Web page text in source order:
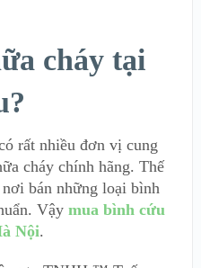
cháy tại
rất nhiều đơn vị cung
cháy chính hãng. Thế
bán những loại bình
Vậy mua bình cứu
Nội.